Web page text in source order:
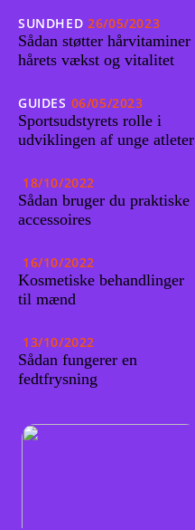
SUNDHED 26/05/2023
Sådan støtter hårvitaminer
hårets vækst og vitalitet
GUIDES 06/05/2023
Sportsudstyrets rolle i
udviklingen af unge atleter
18/10/2022
Sådan bruger du praktiske
accessoires
16/10/2022
Kosmetiske behandlinger
til mænd
13/10/2022
Sådan fungerer en
fedtfrysning